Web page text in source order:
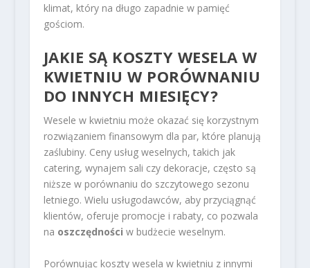
klimat, który na długo zapadnie w pamięć
gościom.
JAKIE SĄ KOSZTY WESELA W
KWIETNIU W PORÓWNANIU
DO INNYCH MIESIĘCY?
Wesele w kwietniu może okazać się korzystnym
rozwiązaniem finansowym dla par, które planują
zaślubiny. Ceny usług weselnych, takich jak
catering, wynajem sali czy dekoracje, często są
niższe w porównaniu do szczytowego sezonu
letniego. Wielu usługodawców, aby przyciągnąć
klientów, oferuje promocje i rabaty, co pozwala
na oszczędności w budżecie weselnym.
Porównując koszty wesela w kwietniu z innymi